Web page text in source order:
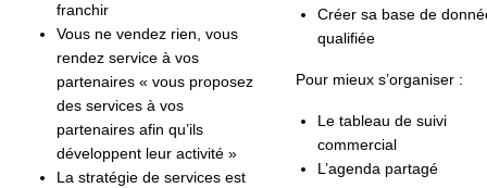
franchir
Vous ne vendez rien, vous
rendez service à vos
partenaires « vous proposez
des services à vos
partenaires afin qu’ils
développent leur activité »
La stratégie de services est
Créer sa base de
qualifiée
Pour mieux s’organiser :
Le tableau de suivi
commercial
L’agenda partagé